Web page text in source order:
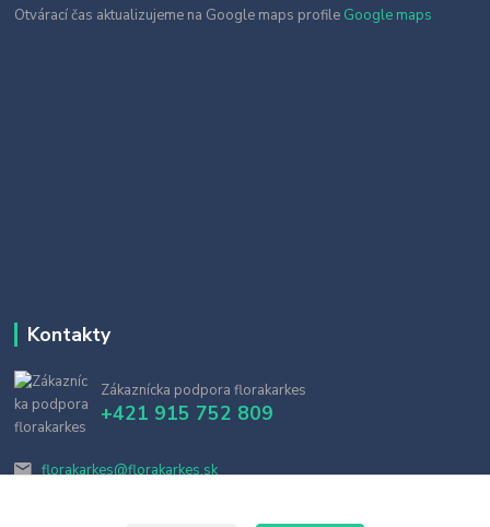
Otvárací čas aktualizujeme na Google maps profile Google maps
Kontakty
Zákaznícka podpora florakarkes
+421 915 752 809
florakarkes@florakarkes.sk